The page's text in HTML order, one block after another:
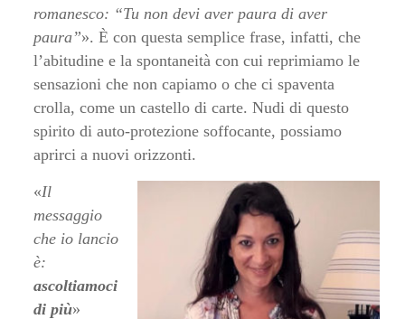
romanesco: “Tu non devi aver paura di aver
paura”». È con questa semplice frase, infatti, che
l’abitudine e la spontaneità con cui reprimiamo le
sensazioni che non capiamo o che ci spaventa
crolla, come un castello di carte. Nudi di questo
spirito di auto-protezione soffocante, possiamo
aprirci a nuovi orizzonti.
«Il
messaggio
che io lancio
è:
ascoltiamoci
di più»